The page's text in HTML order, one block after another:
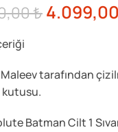
₺4.099,00
tarafından
Batman Cilt 1